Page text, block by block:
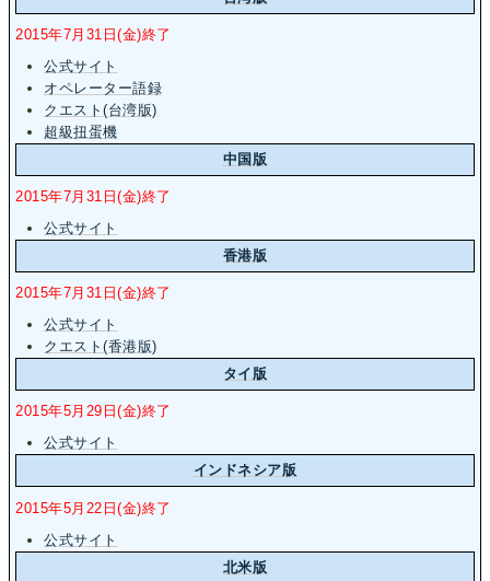
2015年7月31日(金)終了
公式サイト
オペレーター語録
クエスト(台湾版)
超級扭蛋機
中国版
2015年7月31日(金)終了
公式サイト
香港版
2015年7月31日(金)終了
公式サイト
クエスト(香港版)
タイ版
2015年5月29日(金)終了
公式サイト
インドネシア版
2015年5月22日(金)終了
公式サイト
北米版